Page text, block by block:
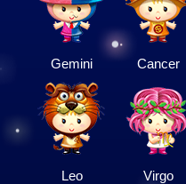
Gemini Cancer
Leo Virgo